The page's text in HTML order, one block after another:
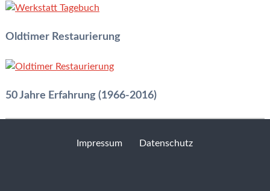
Oldtimer Restaurierung
50 Jahre Erfahrung (1966-2016)
Impressum Datenschutz